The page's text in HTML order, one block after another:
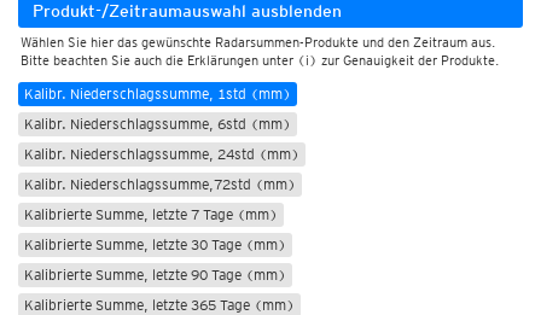
Produkt-/Zeitraumauswahl ausblenden
Wählen Sie hier das gewünschte Radarsummen-Produkte und den Zeitraum aus.
Bitte beachten Sie auch die Erklärungen unter (i) zur Genauigkeit der Produkte.
Live-Radarsummen
Kalibrierte Radarsummen (Kachelmann GmbH)
Kalibr. Niederschlagssumme, 1std (mm)
Kalibr. Niederschlagssumme, 6std (mm)
Kalibr. Niederschlagssumme, 24std (mm)
Kalibr. Niederschlagssumme,72std (mm)
Kalibrierte Summe, letzte 7 Tage (mm)
Kalibrierte Summe, letzte 30 Tage (mm)
Kalibrierte Summe, letzte 90 Tage (mm)
Kalibrierte Summe, letzte 365 Tage (mm)